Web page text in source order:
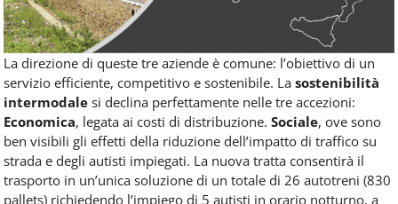
La direzione di queste tre aziende è comune: l’obiettivo di un
servizio efficiente, competitivo e sostenibile. La sostenibilità
intermodale si declina perfettamente nelle tre accezioni:
Economica, legata ai costi di distribuzione. Sociale, ove sono
ben visibili gli effetti della riduzione dell’impatto di traffico su
strada e degli autisti impiegati. La nuova tratta consentirà il
trasporto in un’unica soluzione di un totale di 26 autotreni (830
pallets) richiedendo l’impiego di 5 autisti in orario notturno, a